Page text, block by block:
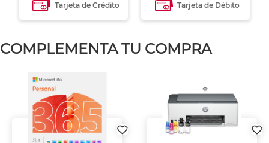
Tarjeta de Crédito Tarjeta de Débito
COMPLEMENTA TU COMPRA